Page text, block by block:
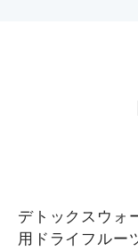
デトックスウォ
用ドライフルー